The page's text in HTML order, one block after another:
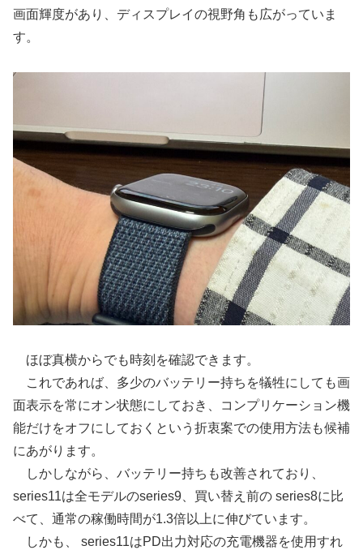
画面輝度があり、ディスプレイの視野角も広がっていま
す。
ほぼ真横からでも時刻を確認できます。
これであれば、多少のバッテリー持ちを犠牲にしても画
面表示を常にオン状態にしておき、コンプリケーション機
能だけをオフにしておくという折衷案での使用方法も候補
にあがります。
しかしながら、バッテリー持ちも改善されており、
series11は全モデルのseries9、買い替え前の series8に比
べて、通常の稼働時間が1.3倍以上に伸びています。
しかも、 series11はPD出力対応の充電機器を使用すれ